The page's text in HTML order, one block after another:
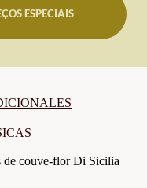
ESPECIAIS
de couve-flor Di Sicilia